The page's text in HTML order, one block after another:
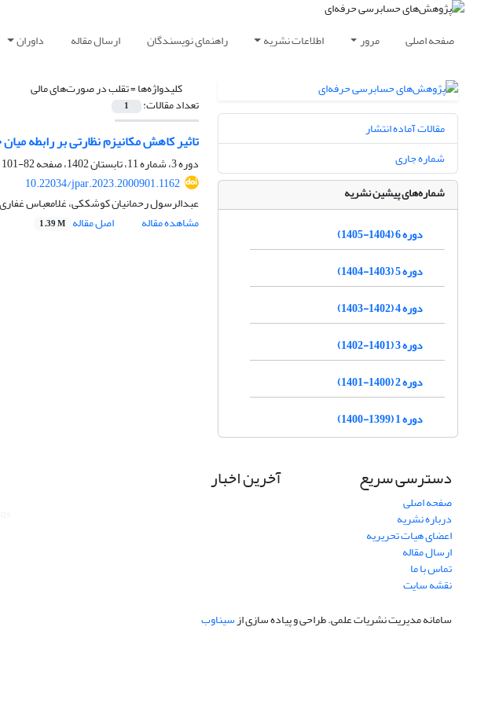
صفحه اصلی مرور اطلاعات نشریه راهنمای نویسندگان ارسال مقاله داوران
کلیدواژه‌ها =تقلب در صورت‌های مالی
تعداد مقالات: 1
تاثیر کاهش مکانیزم نظارتی بر رابطه
دوره 3، شماره 11، تابستان 1402، صفحه
82-101
10.22034/jpar.2023.2000901.1162
عبدالرسول رحمانیان کوشککی، غلامعباس
مشاهده مقاله
اصل مقاله 1.39 M
مقالات آماده انتشار
شماره جاری
شماره‌های پیشین نشریه
دوره 6 (1404-1405)
دوره 5 (1403-1404)
دوره 4 (1402-1403)
دوره 3 (1401-1402)
دوره 2 (1400-1401)
دوره 1 (1399-1400)
دسترسی سریع
صفحه اصلی
درباره نشریه
اعضای هیات تحریریه
ارسال مقاله
تماس با ما
نقشه سایت
آخرین اخبار
سامانه مدیریت نشریات علمی.طراحی و پیاده سازی ازسیناوب